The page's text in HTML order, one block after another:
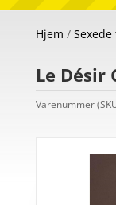
Hjem /
Le Désir
Varenummer